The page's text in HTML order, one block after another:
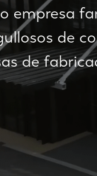
empresa
de
de